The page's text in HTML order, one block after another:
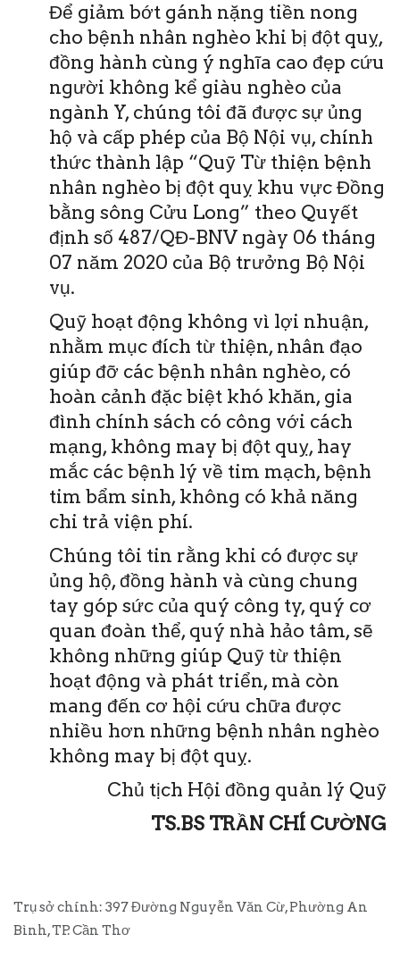
Để giảm bớt gánh nặng tiền nong
cho bệnh nhân nghèo khi bị đột quỵ,
đồng hành cùng ý nghĩa cao đẹp cứu
người không kể giàu nghèo của
ngành Y, chúng tôi đã được sự ủng
hộ và cấp phép của Bộ Nội vụ, chính
thức thành lập “Quỹ Từ thiện bệnh
nhân nghèo bị đột quỵ khu vực Đồng
bằng sông Cửu Long” theo Quyết
định số 487/QĐ-BNV ngày 06 tháng
07 năm 2020 của Bộ trưởng Bộ Nội
vụ.
Quỹ hoạt động không vì lợi nhuận,
nhằm mục đích từ thiện, nhân đạo
giúp đỡ các bệnh nhân nghèo, có
hoàn cảnh đặc biệt khó khăn, gia
đình chính sách có công với cách
mạng, không may bị đột quỵ, hay
mắc các bệnh lý về tim mạch, bệnh
tim bẩm sinh, không có khả năng
chi trả viện phí.
Chúng tôi tin rằng khi có được sự
ủng hộ, đồng hành và cùng chung
tay góp sức của quý công ty, quý cơ
quan đoàn thể, quý nhà hảo tâm, sẽ
không những giúp Quỹ từ thiện
hoạt động và phát triển, mà còn
mang đến cơ hội cứu chữa được
nhiều hơn những bệnh nhân nghèo
không may bị đột quỵ.
Chủ tịch Hội đồng quản lý Quỹ
TS.BS TRẦN CHÍ CƯỜNG
Trụ sở chính: 397 Đường Nguyễn Văn Cừ, Phường An
Bình, TP. Cần Thơ